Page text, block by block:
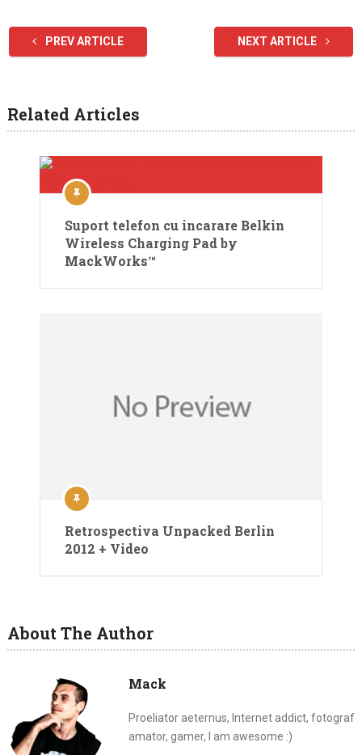
PREV ARTICLE NEXT ARTICLE
Related Articles
Suport telefon cu incarare Belkin
Wireless Charging Pad by
MackWorks™
Retrospectiva Unpacked Berlin
2012 + Video
About The Author
Mack
Proeliator aeternus, Internet addict, fotograf
amator, gamer, I am awesome :)